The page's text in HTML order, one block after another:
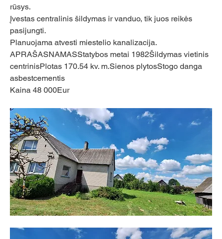
rūsys.
Įvestas centralinis šildymas ir vanduo, tik juos reikės
pasijungti.
Planuojama atvesti miestelio kanalizacija.
APRAŠASNAMASStatybos metai 1982Šildymas vietinis
centrinisPlotas 170.54 kv. m.Sienos plytosStogo danga
asbestcementis
Kaina 48 000Eur